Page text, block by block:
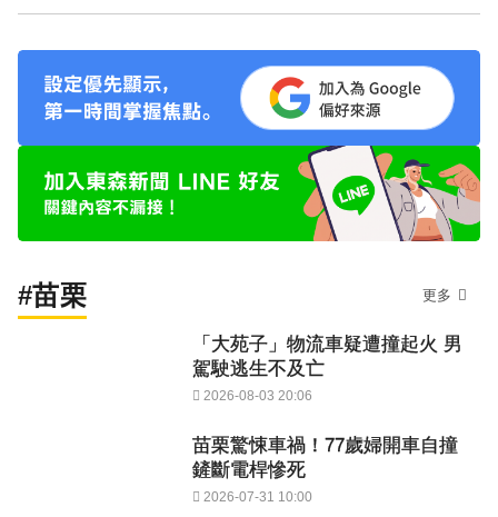
#苗栗 更多
「大苑子」物流車疑遭撞起火 男
駕駛逃生不及亡
2026-08-03 20:06
苗栗驚悚車禍！77歲婦開車自撞
鏟斷電桿慘死
2026-07-31 10:00